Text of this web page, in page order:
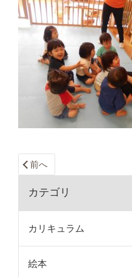
前へ
カテゴリ
カリキュラム
絵本